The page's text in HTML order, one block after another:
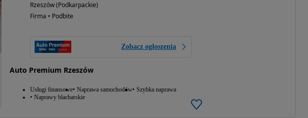
Rzeszów (Podkarpackie)
Firma • Podbite
Zobacz ogłoszenia
Auto Premium Rzeszów
Usługi finansowe Naprawa samochodów Szybka naprawa
Naprawy blacharskie